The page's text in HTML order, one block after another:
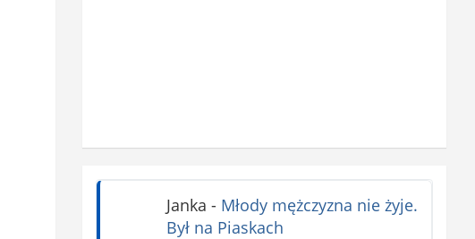
Janka - Młody mężczyzna nie żyje.
Był na Piaskach